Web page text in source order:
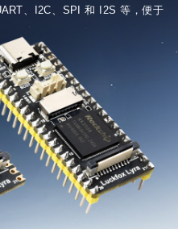
、I2C、SPI 和 I2S 等，便于